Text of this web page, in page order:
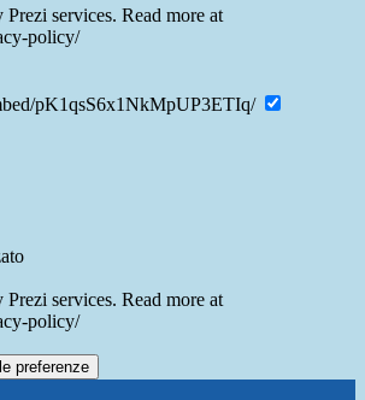
Prezi services. Read more at
policy/
pK1qsS6x1NkMpUP3ETIq/
Prezi services. Read more at
policy/
preferenze